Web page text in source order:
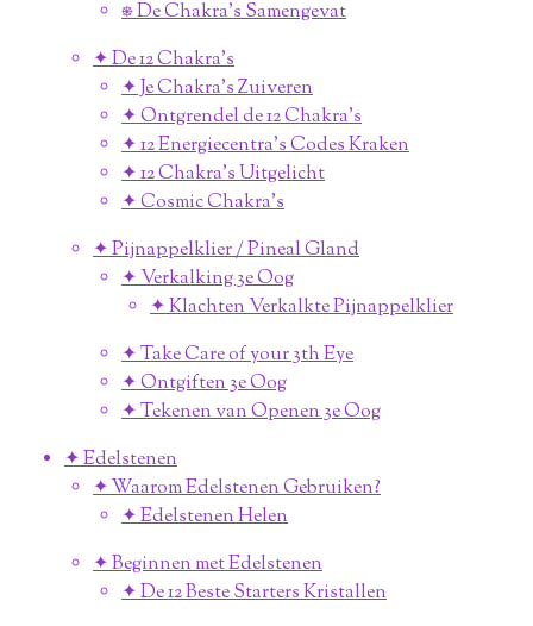
⎈ De Chakra's Samengevat
✦ De 12 Chakra's
✦ Je Chakra's Zuiveren
✦ Ontgrendel de 12 Chakra's
✦ 12 Energiecentra's Codes Kraken
✦ 12 Chakra's Uitgelicht
✦ Cosmic Chakra's
✦ Pijnappelklier / Pineal Gland
✦ Verkalking 3e Oog
✦ Klachten Verkalkte Pijnappelklier
✦ Take Care of your 3th Eye
✦ Ontgiften 3e Oog
✦ Tekenen van Openen 3e Oog
✦ Edelstenen
✦ Waarom Edelstenen Gebruiken?
✦ Edelstenen Helen
✦ Beginnen met Edelstenen
✦ De 12 Beste Starters Kristallen